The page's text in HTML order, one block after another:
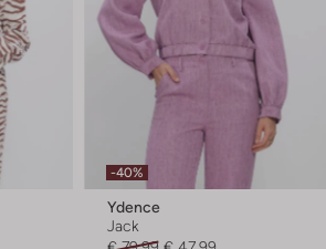
-40%
Ydence
Jack